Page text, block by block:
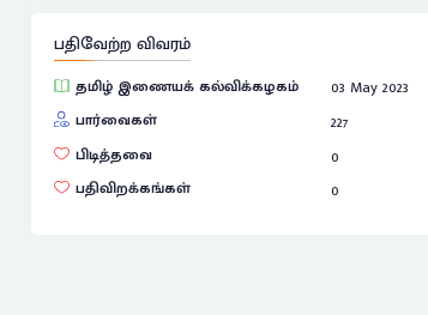
பதிவேற்ற விவரம்
தமிழ் இணையக் கல்விக்கழகம்
03 May 2023
பார்வைகள்
227
பிடித்தவை
0
பதிவிறக்கங்கள்
0